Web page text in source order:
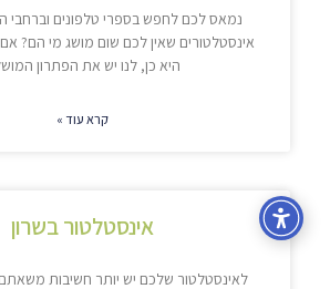
נמאס לכם לחפש בספרי טלפונים וברחבי
אינסטלטורים שאין לכם שום מושג מי הם?
היא כן, לנו יש את הפתרון
קרא עוד »
אינסטלטור בשרון
לאינסטלטור שלכם יש יותר חשיבות